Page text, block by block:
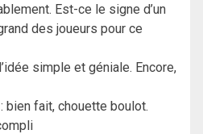
Est-ce le signe d’un
des joueurs pour ce
simple et géniale. Encore,
bien fait, chouette boulot.